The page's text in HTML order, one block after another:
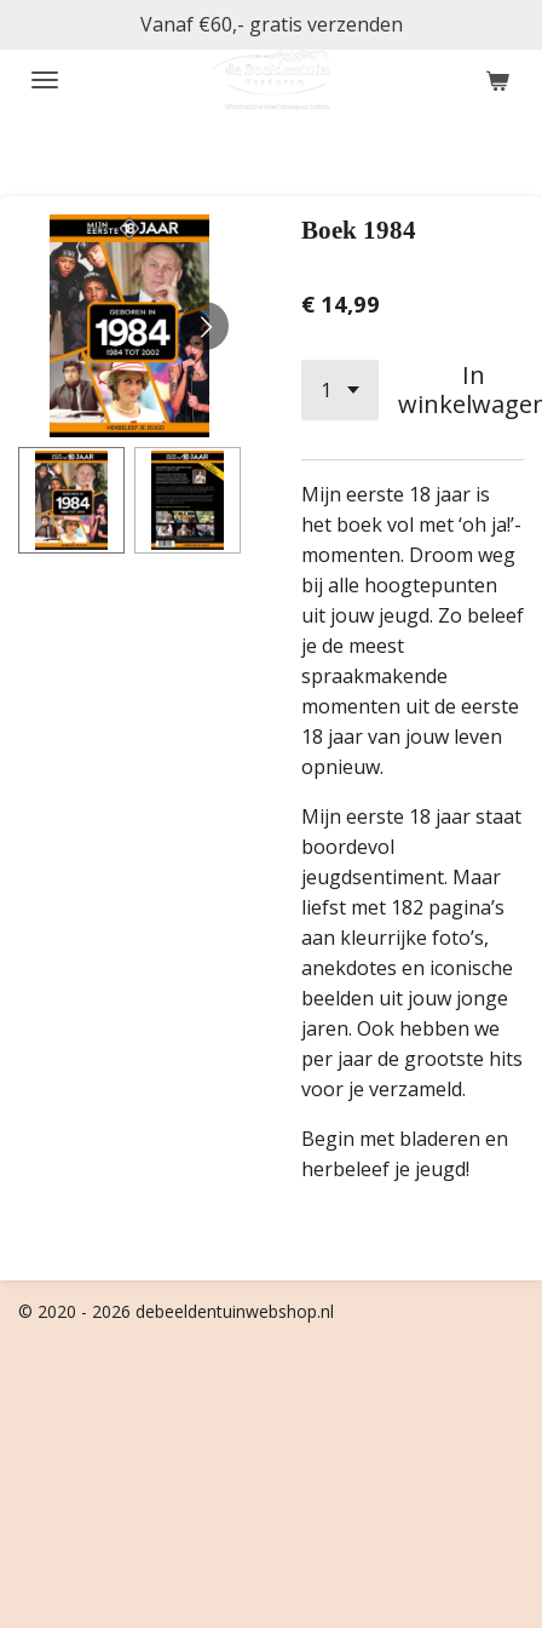
naar
Vanaf €60,- gratis verzenden
Boek 1984
€ 14,99
In
Mijn eerste 18 jaar is
het boek vol met ‘oh ja!’-
momenten. Droom weg
bij alle hoogtepunten
uit jouw jeugd. Zo beleef
je de meest
spraakmakende
momenten uit de eerste
18 jaar van jouw leven
opnieuw.
Mijn eerste 18 jaar staat
boordevol
jeugdsentiment. Maar
liefst met 182 pagina’s
aan kleurrijke foto’s,
anekdotes en iconische
beelden uit jouw jonge
jaren. Ook hebben we
per jaar de grootste hits
voor je verzameld.
Begin met bladeren en
herbeleef je jeugd!
© 2020 - 2026 debeeldentuinwebshop.nl